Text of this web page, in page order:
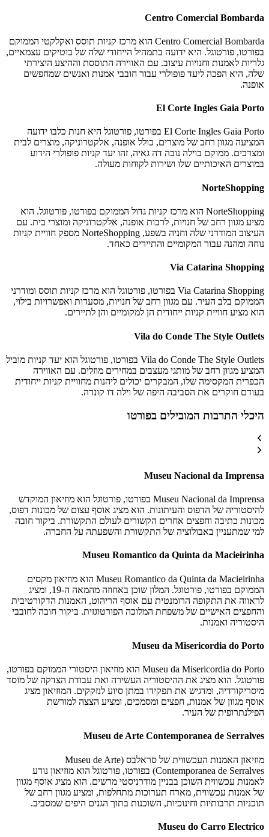
Centro Comercial Bombarda
Centro Comercial Bombarda הוא מרכז קניות תוסס ואקלקטי הממוקם
בפורטו, פורטוגל. היא ידועה בתמהיל הייחודי שלה של בוטיקים עצמאיים,
גלריות לאמנות וחנויות עיצוב. עם האווירה התוססת וההיצע היצירתי
שלה, היא הפכה ליעד פופולרי עבור חובבי אמנות ואנשים שמחפשים
אופנה.
El Corte Ingles Gaia Porto
El Corte Ingles Gaia Porto בפורטו, פורטוגל היא חנות כלבו ידועה
המציעה מגוון רחב של מוצרים, כולל אופנה, אלקטרוניקה, מוצרים לבית
ומצרכים. ממוקם בוילה נובה דה גאיה, זהו יעד קניות פופולרי הידוע
במוצרים האיכותיים שלו ושירות לקוחות מעולה.
NorteShopping
NorteShopping הוא מרכז קניות גדול הממוקם בפורטו, פורטוגל. הוא
מציע מגוון רחב של חנויות, לרבות אופנה, אלקטרוניקה ומוצרי בית. עם
העיצוב המודרני שלה וחניה בשפע, NorteShopping מספק חוויית קניות
נוחה ומהנה עבור המקומיים והתיירים כאחד.
Via Catarina Shopping
Via Catarina Shopping בפורטו, פורטוגל הוא מרכז קניות תוסס ומודרני
הממוקם בלב העיר. עם מגוון רחב של חנויות, מסעדות ואפשרויות בילוי,
הוא מציע חוויית קניות ייחודית הן למקומיים והן לתיירים.
Vila do Conde The Style Outlets
Vila do Conde The Style Outlets בפורטו, פורטוגל הוא יעד קניות מוביל
המציע מגוון רחב של מותגי מעצבים במחירים מוזלים. עם האווירה
הכפרית המקסימה שלו, המבקרים יכולים ליהנות מחוויית קניות ייחודית
בעודם חוקרים את הסביבה היפה של וילה דו קונדה.
היכלי התרבות המובילים בפורטו
Museu Nacional da Imprensa
Museu Nacional da Imprensa בפורטו, פורטוגל הוא מוזיאון המוקדש
להיסטוריה של הדפוס והעיתונות. הוא מציג אוסף עצום של מכונות דפוס,
מכונות כתיבה וחפצים אחרים הקשורים לעולם התקשורת. ביקור חובה
למי שמתעניין באבולוציה של התקשורת והשפעתה על החברה.
Museu Romantico da Quinta da Macieirinha
Museu Romantico da Quinta da Macieirinha הוא מוזיאון מקסים
הממוקם בפורטו, פורטוגל. המלון שוכן באחוזה מהמאה ה-19, ומציג
לראווה את התקופה הרומנטית עם אוסף הריהוט, האמנות הדקורטיבית
והחפצים האישיים של משפחת המלוכה הפורטוגזית. ביקור חובה לחובבי
היסטוריה ואמנות.
Museu da Misericordia do Porto
Museu da Misericordia do Porto הוא מוזיאון היסטורי הממוקם בפורטו,
פורטוגל. הוא מציג את ההיסטוריה העשירה ואת עבודת הצדקה של מוסד
מיסריקורדיה, ומדגיש את תפקידו במתן סיוע לנזקקים. המוזיאון מציג
אוסף מגוון של אמנות, חפצים ומסמכים, ומציע הצצה למורשת
הפילנתרופית של העיר.
Museu de Arte Contemporanea de Serralves
מוזיאון האמנות העכשווית של סראלבס (Museu de Arte
Contemporanea de Serralves) בפורטו, פורטוגל הוא מוזיאון נודע
לאמנות עכשווית השוכן בבניין מודרניסטי מרשים. הוא מציג אוסף מגוון
של אמנות עכשווית, מארח תערוכות מתחלפות, ומציע מגוון רחב של
תוכניות תרבותיות וחינוכיות, השוכנות בתוך הגנים היפים שמסביב.
Museu do Carro Electrico